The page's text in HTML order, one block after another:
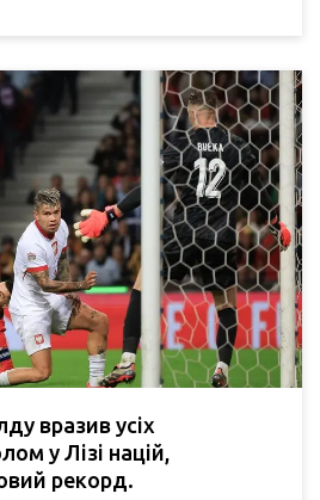
вразив усіх
у Лізі націй,
рекорд.